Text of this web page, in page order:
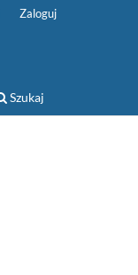
Szukaj
Zaloguj